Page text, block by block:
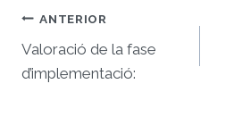
Navegació
d'entrades
ANTERIOR
Valoració de la fase
d’implementació: